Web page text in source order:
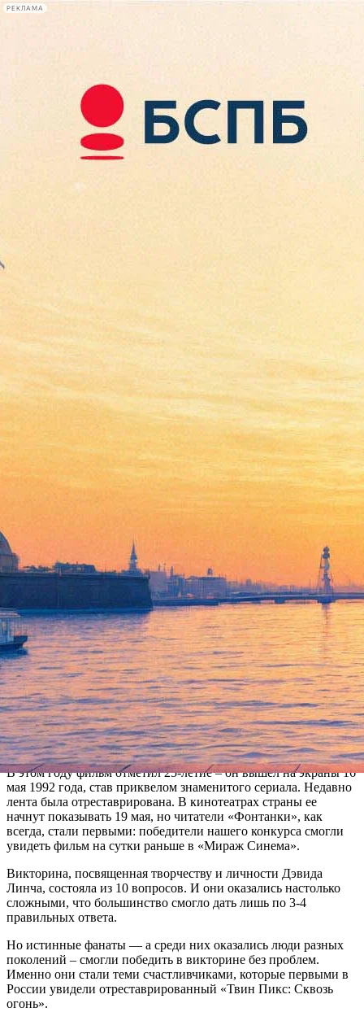
РЕКЛАМА
Сегодня:
2026.08.09
14:15
Афиша Plus
Читатели «Фонтанки»
первыми побывали на
спецпоказе Дэвида Линча
Версия для печати
Смотреть фоторепортаж
Кинотеатр «Мираж Синема» принял победителей конкурса
«Фонтанки» в рамках проекта «Фонтанка Movie». Серию
специальных показов, приуроченную к премьере третьего
сезона сериала Дэвида Линча «Твин Пикс», открыла
мистическая драма «Твин Пикс: Сквозь огонь».
В этом году фильм отметил 25-летие – он вышел на экраны 16
мая 1992 года, став приквелом знаменитого сериала. Недавно
лента была отреставрирована. В кинотеатрах страны ее
начнут показывать 19 мая, но читатели «Фонтанки», как
всегда, стали первыми: победители нашего конкурса смогли
увидеть фильм на сутки раньше в «Мираж Синема».
Викторина, посвященная творчеству и личности Дэвида
Линча, состояла из 10 вопросов. И они оказались настолько
сложными, что большинство смогло дать лишь по 3-4
правильных ответа.
Но истинные фанаты — а среди них оказались люди разных
поколений – смогли победить в викторине без проблем.
Именно они стали теми счастливчиками, которые первыми в
России увидели отреставрированный «Твин Пикс: Сквозь
огонь».